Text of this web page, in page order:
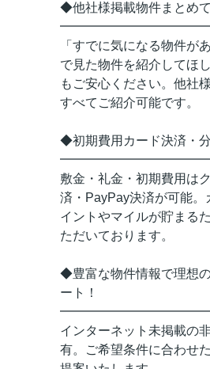
◆他社様掲載物件まとめ
「すでに気になる物件が
で見た物件を紹介してほ
もご安心ください。他社
すべてご紹介可能です。
◆初期費用カード決済・
敷金・礼金・初期費用は
済・PayPay決済が可能。
イントやマイルが貯まる
ただいております。
◆豊富な物件情報で理想
ート！
インターネット未掲載の
有。ご希望条件に合わせ